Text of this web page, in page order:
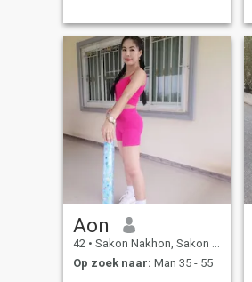
en waardeer mannen die
vriendelijk en aardig tegen
me zijn. Ik heb een hekel aan
leugens. Ik hou van oudere
mensen, en ik beoordeel
niemand op basis van
leeftijd. Gewoon respect voor
elkaar. Ik kom uit Thailand.
Aon
42 • Sakon Nakhon, Sakon Nakhon, Thailand
Op zoek naar: Man 35 - 55